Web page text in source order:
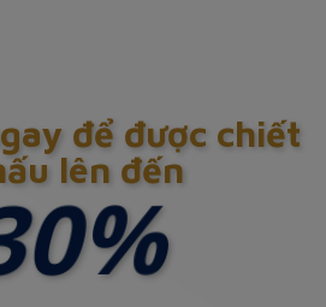
để được chiết
lên đến